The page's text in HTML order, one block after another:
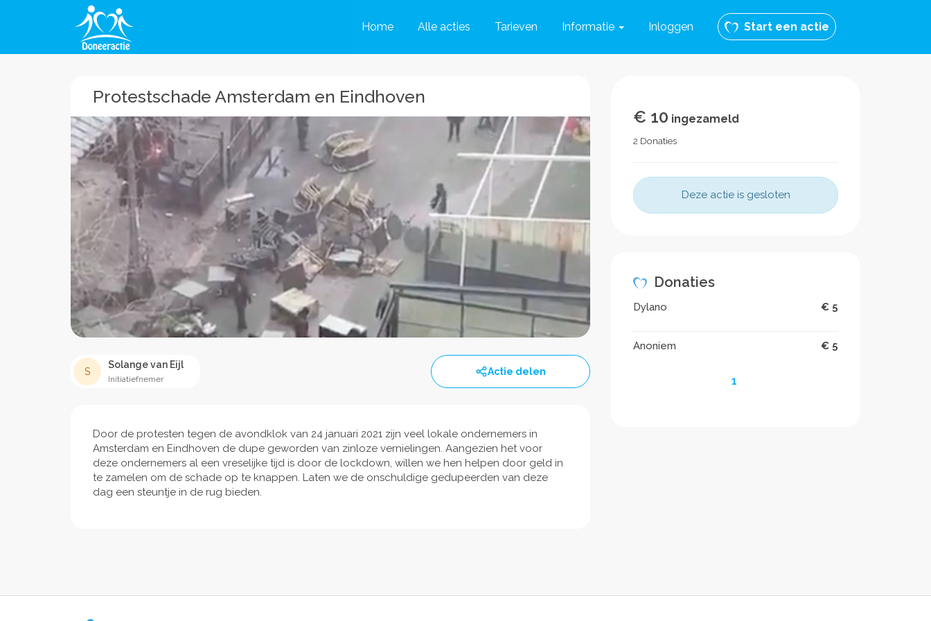
Home Alle acties Tarieven Informatie Inloggen Start een actie
Protestschade Amsterdam en Eindhoven
S
Solange van Eijl
Initiatiefnemer
Actie delen
Door de protesten tegen de avondklok van 24 januari 2021 zijn veel lokale ondernemers in
Amsterdam en Eindhoven de dupe geworden van zinloze vernielingen. Aangezien het voor
deze ondernemers al een vreselijke tijd is door de lockdown, willen we hen helpen door geld in
te zamelen om de schade op te knappen. Laten we de onschuldige gedupeerden van deze
dag een steuntje in de rug bieden.
€ 10 ingezameld
2 Donaties
Deze actie is gesloten
Donaties
Dylano € 5
Anoniem € 5
1